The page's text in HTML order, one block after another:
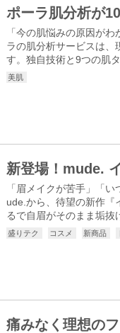
ポーラ肌分析が
「今の肌悩みの原因が
ラの肌分析サービスは、
す。独自技術と9つの肌
美肌
新登場！mude.
「眉メイクが苦手」「
ude.から、待望の新作『
るで自眉がそのまま垢抜
盛りテク コスメ 新商品
痛みなく理想の